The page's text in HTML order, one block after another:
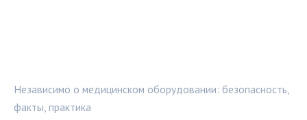
Независимо о медицинском оборудовании: безопасность,
факты, практика